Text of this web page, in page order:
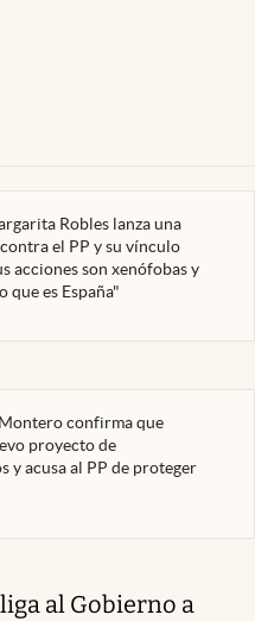
Robles lanza una
el PP y su vínculo
acciones son xenófobas y
que es España"
Montero confirma que
proyecto de
y acusa al PP de proteger
al Gobierno a